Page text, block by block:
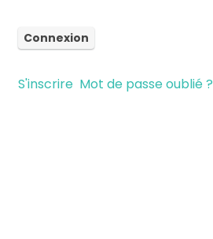
S'inscrire Mot de passe oublié ?